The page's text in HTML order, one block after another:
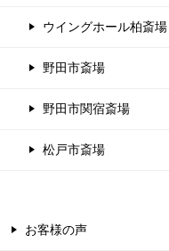
ウイングホール柏斎場
野田市斎場
野田市関宿斎場
松戸市斎場
お客様の声